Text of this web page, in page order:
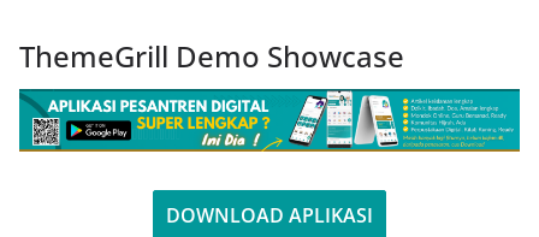
ThemeGrill Demo Showcase
DOWNLOAD APLIKASI